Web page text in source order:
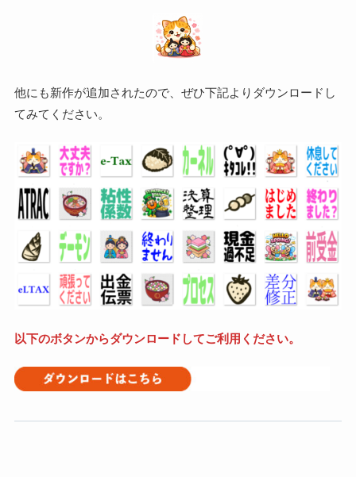
他にも新作が追加されたので、ぜひ下記よりダウンロードし
てみてください。
以下のボタンからダウンロードしてご利用ください。